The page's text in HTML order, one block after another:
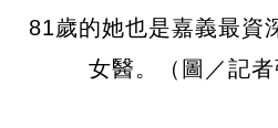
81歲的她也是嘉義最資
女醫。（圖／記者